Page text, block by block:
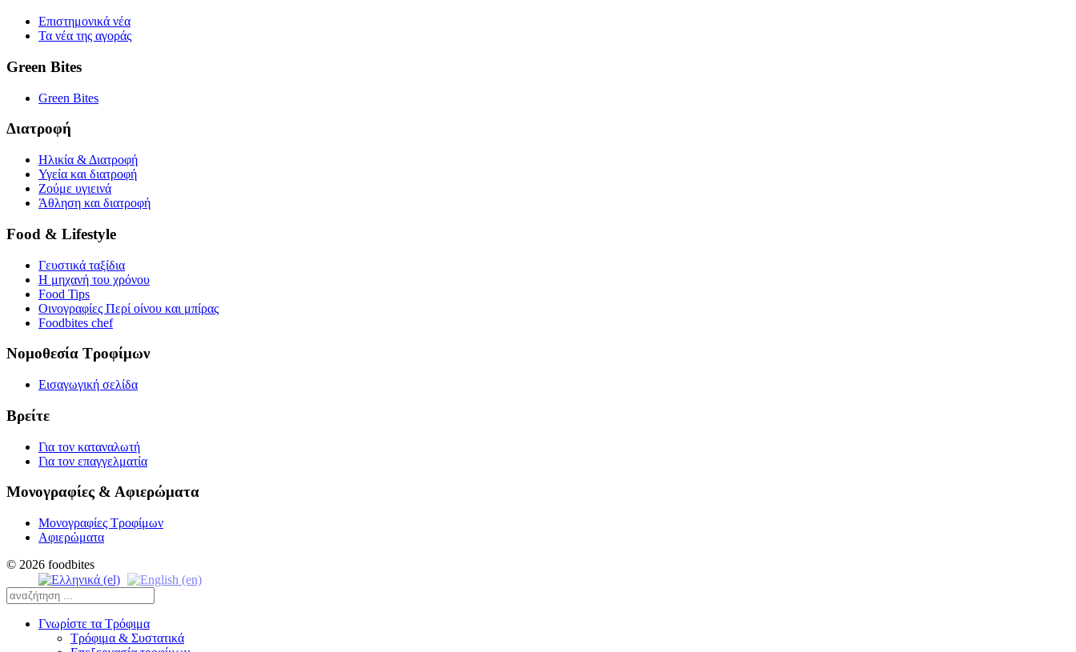
Επιστημονικά νέα
Τα νέα της αγοράς
Green Bites
Green Bites
Διατροφή
Ηλικία & Διατροφή
Υγεία και διατροφή
Ζούμε υγιεινά
Άθληση και διατροφή
Food & Lifestyle
Γευστικά ταξίδια
Η μηχανή του χρόνου
Food Tips
Οινογραφίες Περί οίνου και μπίρας
Foodbites chef
Νομοθεσία Τροφίμων
Εισαγωγική σελίδα
Βρείτε
Για τον καταναλωτή
Για τον επαγγελματία
Μονογραφίες & Αφιερώματα
Μονογραφίες Τροφίμων
Αφιερώματα
© 2026 foodbites
Γνωρίστε τα Τρόφιμα
Τρόφιμα & Συστατικά